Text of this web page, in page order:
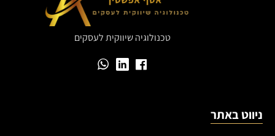
טכנולוגיה שיווקית לעסקים
ניווט באתר